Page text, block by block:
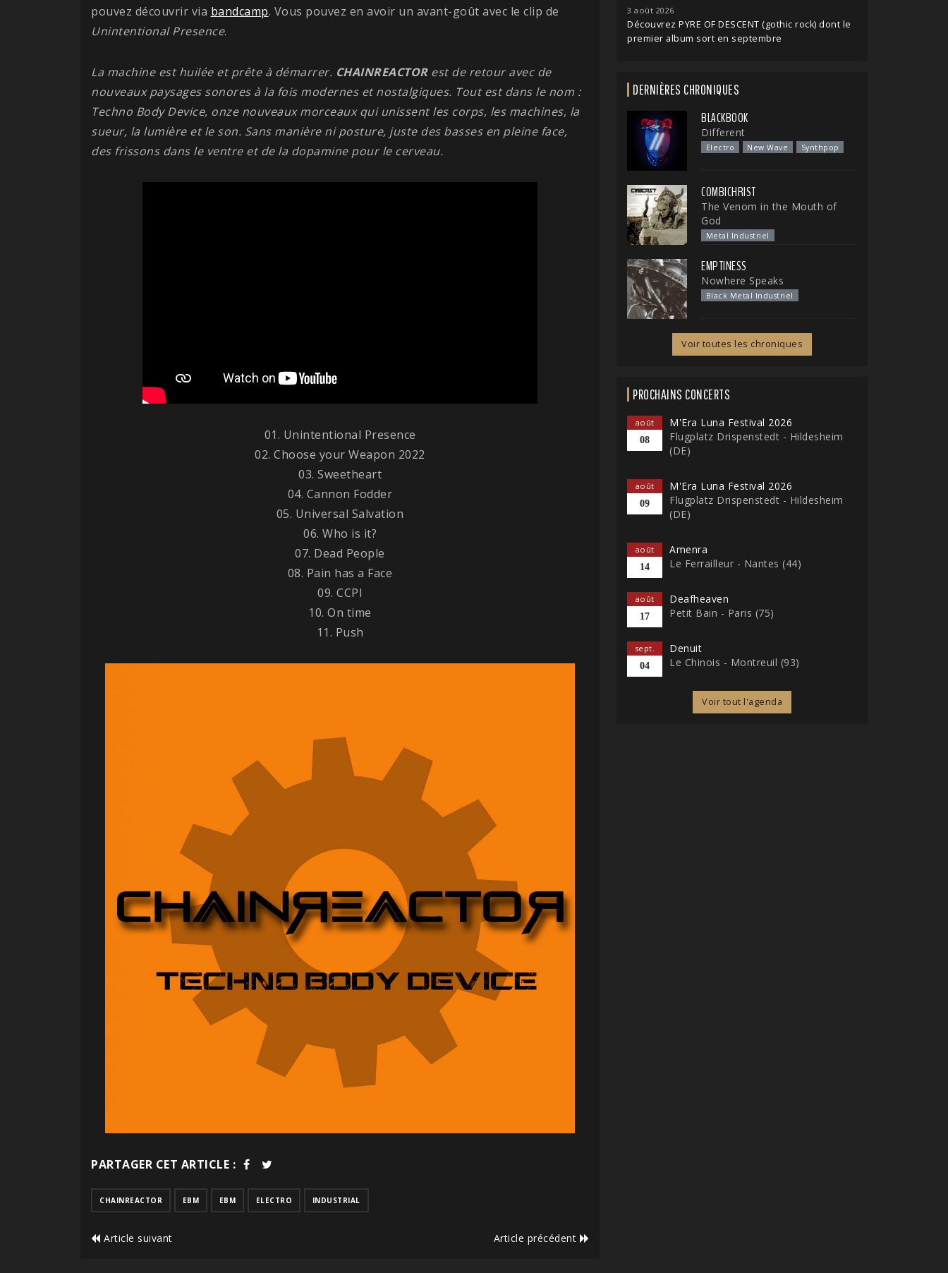
pouvez découvrir via bandcamp. Vous pouvez en avoir un avant-goût avec le clip de
Unintentional Presence.
La machine est huilée et prête à démarrer. CHAINREACTORest de retour avec de
nouveaux paysages sonores à la fois modernes et nostalgiques. Tout est dans le nom :
Techno Body Device, onze nouveaux morceaux qui unissent les corps, les machines, la
sueur, la lumière et le son. Sans manière ni posture, juste des basses en pleine face,
des frissons dans le ventre et de la dopamine pour le cerveau.
01. Unintentional Presence
02. Choose your Weapon 2022
03. Sweetheart
04. Cannon Fodder
05. Universal Salvation
06. Who is it?
07. Dead People
08. Pain has a Face
09. CCPI
10. On time
11. Push
PARTAGER CET ARTICLE :
CHAINREACTOR EBM EBM ELECTRO INDUSTRIAL
Article suivant Article précédent
3 août 2026
Découvrez PYRE OF DESCENT (gothic rock) dont le
premier album sort en septembre
DERNIÈRES CHRONIQUES
BLACKBOOK
Different
Electro New Wave Synthpop
COMBICHRIST
The Venom in the Mouth of
God
Metal Industriel
EMPTINESS
Nowhere Speaks
Black Metal Industriel
Voir toutes les chroniques
PROCHAINS CONCERTS
août
08
M'Era Luna Festival 2026
Flugplatz Drispenstedt - Hildesheim
(DE)
août
09
M'Era Luna Festival 2026
Flugplatz Drispenstedt - Hildesheim
(DE)
août
14
Amenra
Le Ferrailleur - Nantes (44)
août
17
Deafheaven
Petit Bain - Paris (75)
sept.
04
Denuit
Le Chinois - Montreuil (93)
Voir tout l'agenda